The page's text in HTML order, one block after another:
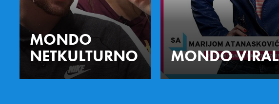
MONDO
NETKULTURNO
MONDO VIRAL